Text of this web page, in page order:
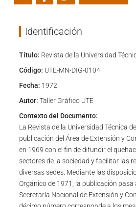
Identificación
Título: Revista de la Universidad
Código: UTE-MN-DIG-0104
Fecha: 1972
Autor: Taller Gráfico UTE
Contexto del Documento:
La Revista de la Universidad Técnica
publicación del Área de Extensión y
en 1969 con el fin de difundir el
sectores de la sociedad y facilitar las
diversas sedes. Mediante las
Orgánico de 1971, la publicación pasa
Secretaría Nacional de Extensión y